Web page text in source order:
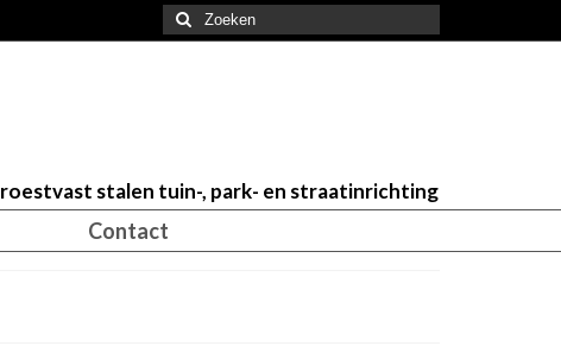
Zoeken
naar:
roestvast stalen tuin-, park- en straatinrichting
Contact